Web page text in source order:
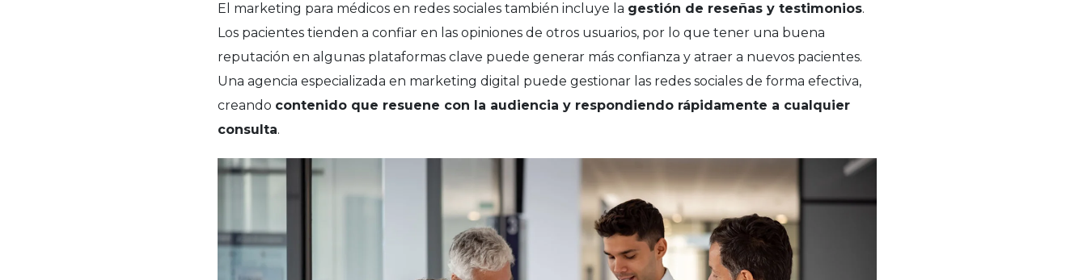
El marketing para médicos en redes sociales también incluye la gestión de reseñas y testimonios.
Los pacientes tienden a confiar en las opiniones de otros usuarios, por lo que tener una buena
reputación en algunas plataformas clave puede generar más confianza y atraer a nuevos pacientes.
Una agencia especializada en marketing digital puede gestionar las redes sociales de forma efectiva,
creando contenido que resuene con la audiencia y respondiendo rápidamente a cualquier
consulta.